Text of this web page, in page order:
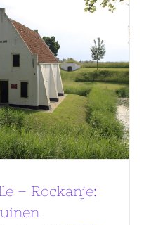
– Rockanje: